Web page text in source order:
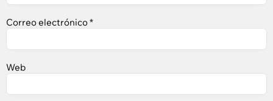
Correo electrónico*
Web